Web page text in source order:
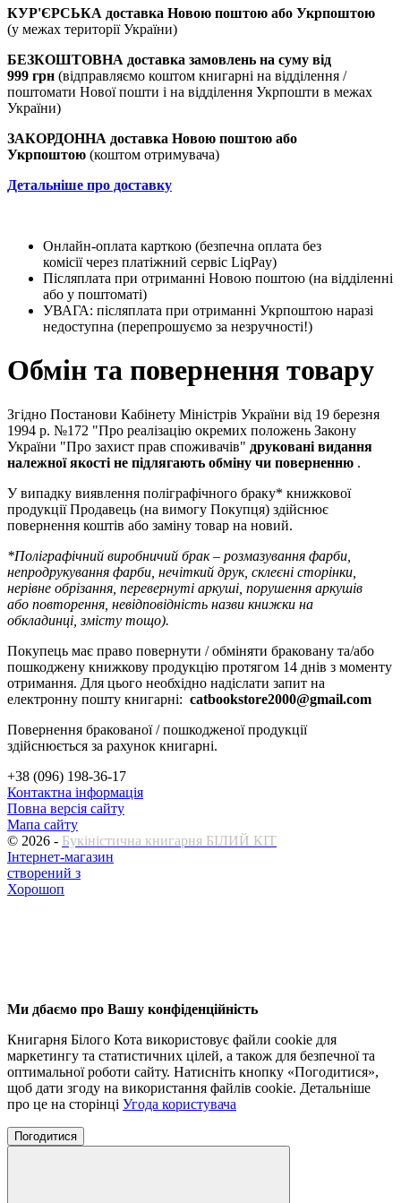
КУР'ЄРСЬКА доставка Новою поштою або Укрпоштою
(у межах території України)
БЕЗКОШТОВНА доставка замовлень на суму від
999 грн (відправляємо коштом книгарні на відділення /
поштомати Нової пошти і на відділення Укрпошти в межах
України)
ЗАКОРДОННА доставка Новою поштою або
Укрпоштою (коштом отримувача)
Детальніше про доставку
Онлайн-оплата карткою (безпечна оплата без
комісії через платіжний сервіс LiqPay)
Післяплата при отриманні Новою поштою (на відділенні
або у поштоматі)
УВАГА: післяплата при отриманні Укрпоштою наразі
недоступна (перепрошуємо за незручності!)
Обмін та повернення товару
Згідно Постанови Кабінету Міністрів України від 19 березня
1994 р. №172 "Про реалізацію окремих положень Закону
України "Про захист прав споживачів" друковані видання
належної якості не підлягають обміну чи поверненню .
У випадку виявлення поліграфічного браку* книжкової
продукції Продавець (на вимогу Покупця) здійснює
повернення коштів або заміну товар на новий.
*Поліграфічний виробничий брак – розмазування фарби,
непродрукування фарби, нечіткий друк, склеєні сторінки,
нерівне обрізання, перевернуті аркуші, порушення аркушів
або повторення, невідповідність назви книжки на
обкладинці, змісту тощо).
Покупець має право повернути / обміняти браковану та/або
пошкоджену книжкову продукцію протягом 14 днів з моменту
отримання. Для цього необхідно надіслати запит на
електронну пошту книгарні: catbookstore2000@gmail.com
Повернення бракованої / пошкодженої продукції
здійснюється за рахунок книгарні.
+38 (096) 198-36-17
Контактна інформація
Повна версія сайту
Мапа сайту
© 2026 - Букіністична книгарня БІЛИЙ КІТ
Інтернет-магазин
створений з
Хорошоп
Ми дбаємо про Вашу конфіденційність
Книгарня Білого Кота використовує файли cookie для
маркетингу та статистичних цілей, а також для безпечної та
оптимальної роботи сайту. Натисніть кнопку «Погодитися»,
щоб дати згоду на використання файлів cookie. Детальніше
про це на сторінці Угода користувача
Погодитися